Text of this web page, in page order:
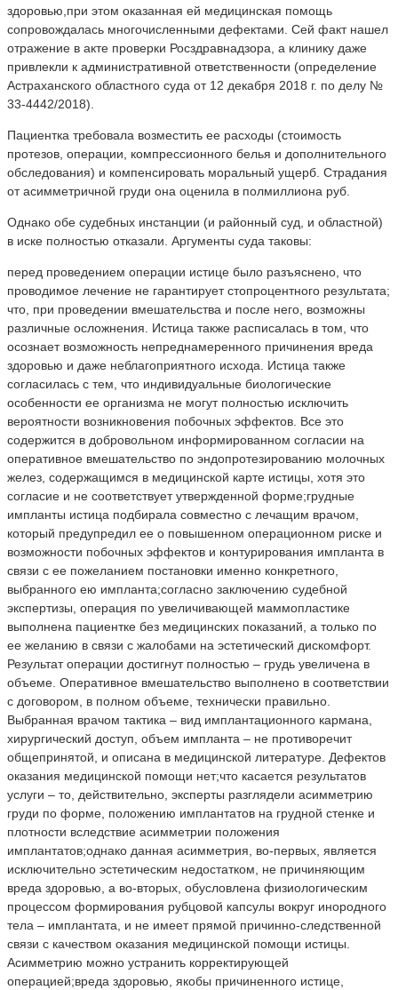
здоровью,при этом оказанная ей медицинская помощь
сопровождалась многочисленными дефектами. Сей факт нашел
отражение в акте проверки Росздравнадзора, а клинику даже
привлекли к административной ответственности (определение
Астраханского областного суда от 12 декабря 2018 г. по делу №
33-4442/2018).
Пациентка требовала возместить ее расходы (стоимость
протезов, операции, компрессионного белья и дополнительного
обследования) и компенсировать моральный ущерб. Страдания
от асимметричной груди она оценила в полмиллиона руб.
Однако обе судебных инстанции (и районный суд, и областной)
в иске полностью отказали. Аргументы суда таковы:
перед проведением операции истице было разъяснено, что
проводимое лечение не гарантирует стопроцентного результата;
что, при проведении вмешательства и после него, возможны
различные осложнения. Истица также расписалась в том, что
осознает возможность непреднамеренного причинения вреда
здоровью и даже неблагоприятного исхода. Истица также
согласилась с тем, что индивидуальные биологические
особенности ее организма не могут полностью исключить
вероятности возникновения побочных эффектов. Все это
содержится в добровольном информированном согласии на
оперативное вмешательство по эндопротезированию молочных
желез, содержащимся в медицинской карте истицы, хотя это
согласие и не соответствует утвержденной форме;грудные
импланты истица подбирала совместно с лечащим врачом,
который предупредил ее о повышенном операционном риске и
возможности побочных эффектов и контурирования импланта в
связи с ее пожеланием постановки именно конкретного,
выбранного ею импланта;согласно заключению судебной
экспертизы, операция по увеличивающей маммопластике
выполнена пациентке без медицинских показаний, а только по
ее желанию в связи с жалобами на эстетический дискомфорт.
Результат операции достигнут полностью – грудь увеличена в
объеме. Оперативное вмешательство выполнено в соответствии
с договором, в полном объеме, технически правильно.
Выбранная врачом тактика – вид имплантационного кармана,
хирургический доступ, объем импланта – не противоречит
общепринятой, и описана в медицинской литературе. Дефектов
оказания медицинской помощи нет;что касается результатов
услуги – то, действительно, эксперты разглядели асимметрию
груди по форме, положению имплантатов на грудной стенке и
плотности вследствие асимметрии положения
имплантатов;однако данная асимметрия, во-первых, является
исключительно эстетическим недостатком, не причиняющим
вреда здоровью, а во-вторых, обусловлена физиологическим
процессом формирования рубцовой капсулы вокруг инородного
тела – имплантата, и не имеет прямой причинно-следственной
связи с качеством оказания медицинской помощи истицы.
Асимметрию можно устранить корректирующей
операцией;вреда здоровью, якобы причиненного истице,